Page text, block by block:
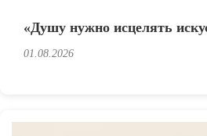
«Душу нужно исцелять
01.08.2026